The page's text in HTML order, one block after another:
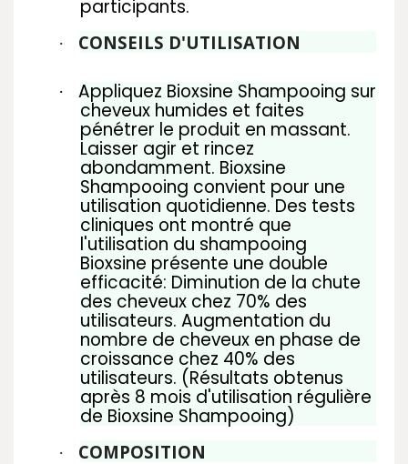
participants.
· CONSEILS D'UTILISATION
· Appliquez Bioxsine Shampooing sur
cheveux humides et faites
pénétrer le produit en massant.
Laisser agir et rincez
abondamment. Bioxsine
Shampooing convient pour une
utilisation quotidienne. Des tests
cliniques ont montré que
l'utilisation du shampooing
Bioxsine présente une double
efficacité: Diminution de la chute
des cheveux chez 70% des
utilisateurs. Augmentation du
nombre de cheveux en phase de
croissance chez 40% des
utilisateurs. (Résultats obtenus
après 8 mois d'utilisation régulière
de Bioxsine Shampooing)
· COMPOSITION